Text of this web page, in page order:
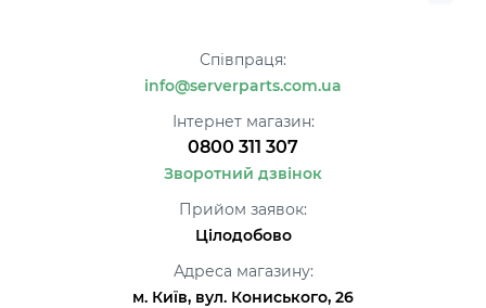
Співпраця:
info@serverparts.com.ua
Інтернет магазин:
0800 311 307
Зворотний дзвінок
Прийом заявок:
Цілодобово
Адреса магазину:
м. Київ, вул. Кониського, 26